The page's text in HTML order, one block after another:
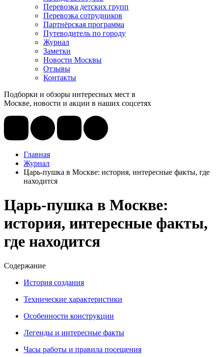
Перевозка детских групп
Перевозка сотрудников
Партнёрская программа
Путеводитель по городу
Журнал
Заметки
Новости Москвы
Отзывы
Контакты
Подборки и обзоры интересных мест в
Москве, новости и акции в наших соцсетях
Главная
Журнал
Царь‑пушка в Москве: история, интересные факты, где
находится
Царь‑пушка в Москве:
история, интересные факты,
где находится
Содержание
История создания
Технические характеристики
Особенности конструкции
Легенды и интересные факты
Часы работы и правила посещения